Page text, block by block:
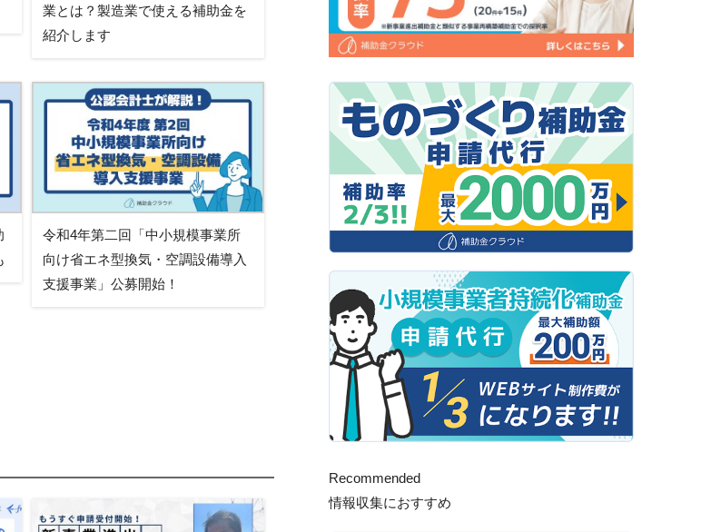
業とは？製造業で使える補助金を
紹介します
令和4年第二回「中小規模事業所
向け省エネ型換気・空調設備導入
支援事業」公募開始！
Recommended
情報収集におすすめ